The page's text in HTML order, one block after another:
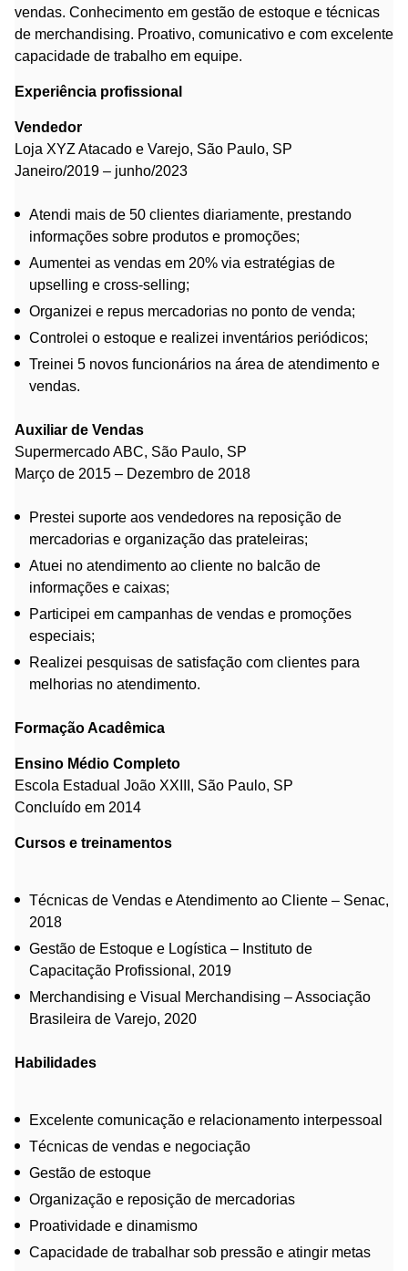
vendas. Conhecimento em gestão de estoque e técnicas
de merchandising. Proativo, comunicativo e com excelente
capacidade de trabalho em equipe.
Experiência profissional
Vendedor
Loja XYZ Atacado e Varejo, São Paulo, SP
Janeiro/2019 – junho/2023
Atendi mais de 50 clientes diariamente, prestando
informações sobre produtos e promoções;
Aumentei as vendas em 20% via estratégias de
upselling e cross-selling;
Organizei e repus mercadorias no ponto de venda;
Controlei o estoque e realizei inventários periódicos;
Treinei 5 novos funcionários na área de atendimento e
vendas.
Auxiliar de Vendas
Supermercado ABC, São Paulo, SP
Março de 2015 – Dezembro de 2018
Prestei suporte aos vendedores na reposição de
mercadorias e organização das prateleiras;
Atuei no atendimento ao cliente no balcão de
informações e caixas;
Participei em campanhas de vendas e promoções
especiais;
Realizei pesquisas de satisfação com clientes para
melhorias no atendimento.
Formação Acadêmica
Ensino Médio Completo
Escola Estadual João XXIII, São Paulo, SP
Concluído em 2014
Cursos e treinamentos
Técnicas de Vendas e Atendimento ao Cliente – Senac,
2018
Gestão de Estoque e Logística – Instituto de
Capacitação Profissional, 2019
Merchandising e Visual Merchandising – Associação
Brasileira de Varejo, 2020
Habilidades
Excelente comunicação e relacionamento interpessoal
Técnicas de vendas e negociação
Gestão de estoque
Organização e reposição de mercadorias
Proatividade e dinamismo
Capacidade de trabalhar sob pressão e atingir metas